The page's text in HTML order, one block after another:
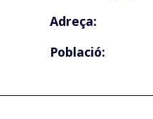
Adreça:
Població: